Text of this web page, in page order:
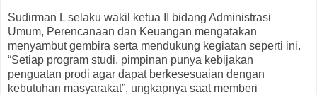
Sudirman L selaku wakil ketua II bidang Administrasi
Umum, Perencanaan dan Keuangan mengatakan
menyambut gembira serta mendukung kegiatan seperti ini.
“Setiap program studi, pimpinan punya kebijakan
penguatan prodi agar dapat berkesesuaian dengan
kebutuhan masyarakat”, ungkapnya saat memberi